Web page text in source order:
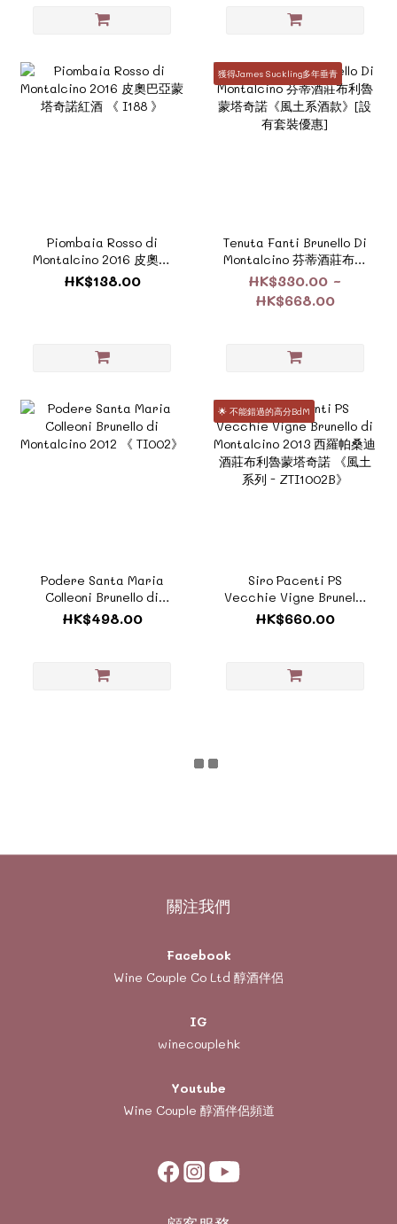
Piombaia Rosso di
Montalcino 2016 皮奧巴
亞蒙塔奇諾紅酒 《 I188
HK$138.00
獲得James Suckling多年垂青
Tenuta Fanti Brunello Di
Montalcino 芬蒂酒莊布利
魯蒙塔奇諾《風土系酒
款》[設有套裝優惠]
HK$330.00 ~
HK$668.00
Podere Santa Maria
Colleoni Brunello di
Montalcino 2012 《
TI002》
HK$498.00
🌟 不能錯過的高分BdM
Siro Pacenti PS
Vecchie Vigne Brunello
di Montalcino 2013 西羅
帕桑迪酒莊布利魯蒙塔奇
HK$660.00
關注我們
Facebook
Wine Couple Co Ltd 醇酒伴侶
IG
winecouplehk
Youtube
Wine Couple 醇酒伴侶頻道